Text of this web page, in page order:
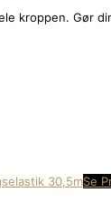
kroppen. Gør
Se